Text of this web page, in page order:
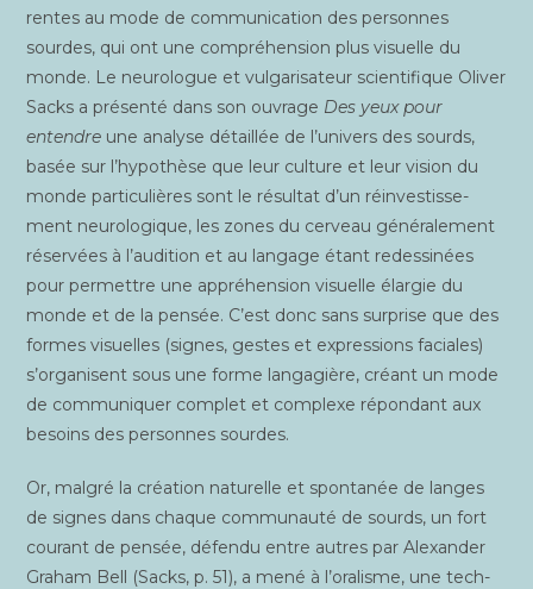
rentes au mode de com­mu­ni­ca­tion des per­sonnes
sourdes, qui ont une com­pré­hen­sion plus visuelle du
monde. Le neu­ro­logue et vul­ga­ri­sa­teur scien­ti­fique Oli­ver
Sacks a pré­sen­té dans son ouvrage Des yeux pour
entendre une ana­lyse détaillée de l’univers des sourds,
basée sur l’hypothèse que leur culture et leur vision du
monde par­ti­cu­lières sont le résul­tat d’un réin­ves­tis­se­
ment neu­ro­lo­gique, les zones du cer­veau géné­ra­le­ment
réser­vées à l’audition et au lan­gage étant redes­si­nées
pour per­mettre une appré­hen­sion visuelle élar­gie du
monde et de la pen­sée. C’est donc sans sur­prise que des
formes visuelles (signes, gestes et expres­sions faciales)
s’organisent sous une forme lan­ga­gière, créant un mode
de com­mu­ni­quer com­plet et com­plexe répon­dant aux
besoins des per­sonnes sourdes.
Or, mal­gré la créa­tion natu­relle et spon­ta­née de langes
de signes dans chaque com­mu­nau­té de sourds, un fort
cou­rant de pen­sée, défen­du entre autres par Alexan­der
Gra­ham Bell (Sacks, p. 51), a mené à l’oralisme, une tech­